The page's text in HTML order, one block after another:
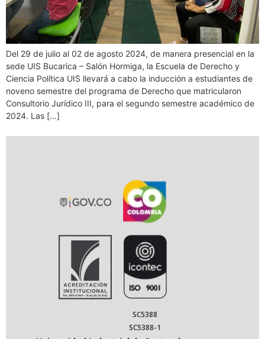
Del 29 de julio al 02 de agosto 2024, de manera presencial en la
sede UIS Bucarica – Salón Hormiga, la Escuela de Derecho y
Ciencia Política UIS llevará a cabo la inducción a estudiantes de
noveno semestre del programa de Derecho que matricularon
Consultorio Jurídico III, para el segundo semestre académico de
2024. Las […]